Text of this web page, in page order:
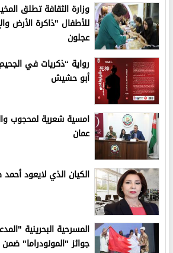
وزارة الثقافة تطلق
للأطفال "ذاكرة الأرض
عجلون
رواية “ذكريات في
أبو حشيش
امسية شعرية لمحجوب
عمان
الكيان الذي لايعود
المسرحية البحرينية
جوائز "المونودراما"